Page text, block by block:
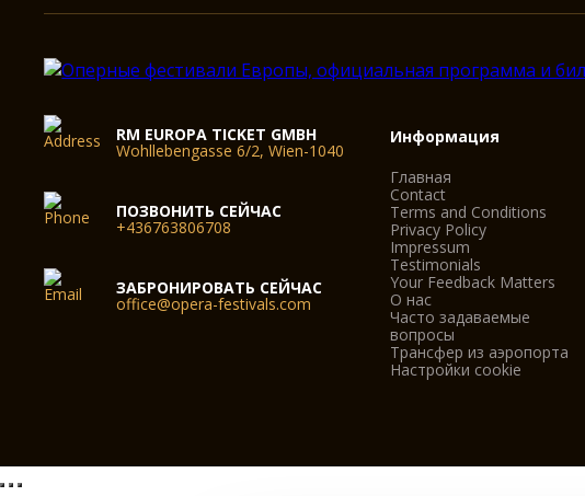
RM EUROPA TICKET GMBH
Wohllebengasse 6/2, Wien-1040
ПОЗВОНИТЬ СЕЙЧАС
+436763806708
ЗАБРОНИРОВАТЬ СЕЙЧАС
office@opera-festivals.com
Информация
Главная
Contact
Terms and Conditions
Privacy Policy
Impressum
Testimonials
Your Feedback Matters
О нас
Часто задаваемые
вопросы
Трансфер из аэропорта
Настройки cookie